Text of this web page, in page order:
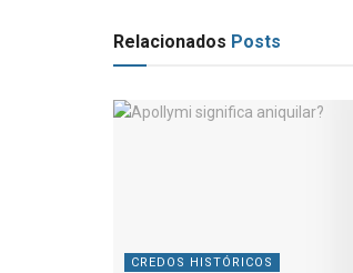
Relacionados Posts
CREDOS HISTÓRICOS